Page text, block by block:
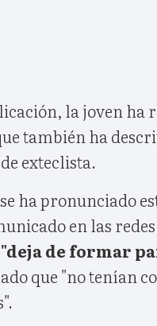
la joven ha
también ha
exteclista.
ha pronunciado
en las
"deja de formar
que "no tenían